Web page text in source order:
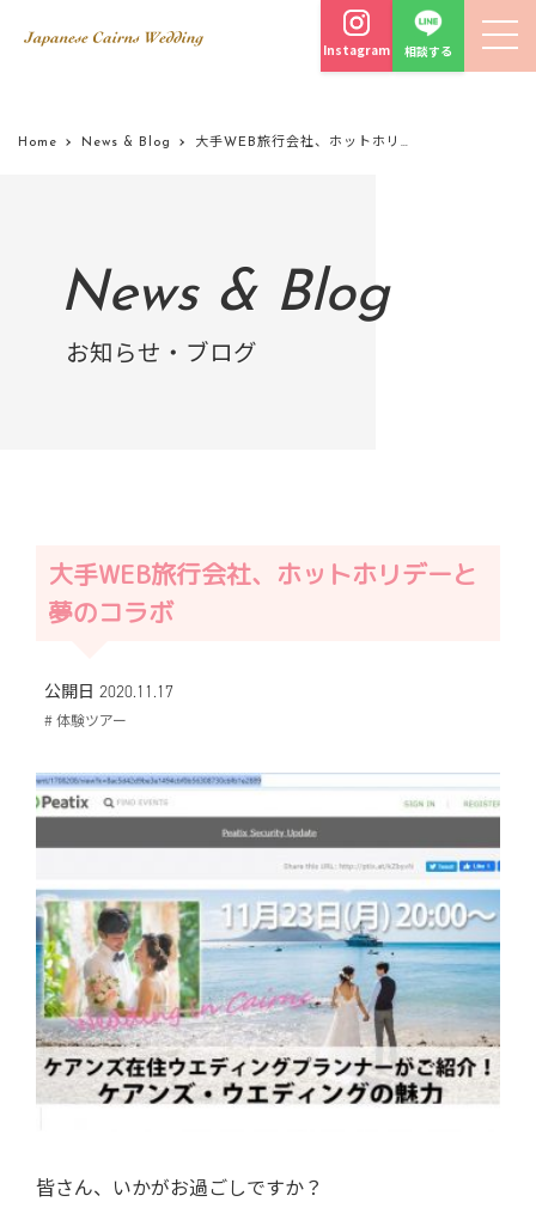
Instagram 相談する
Home News & Blog 大手WEB旅行会社、ホットホリデーと夢のコラボ
News & Blog
お知らせ・ブログ
大手WEB旅行会社、ホットホリデーと
夢のコラボ
公開日 2020.11.17
# 体験ツアー
皆さん、いかがお過ごしですか？